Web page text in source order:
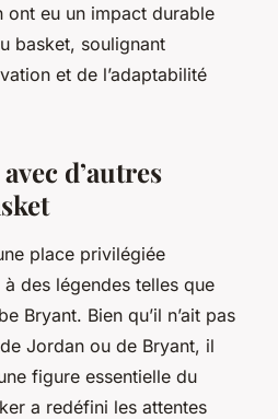
ont eu un impact durable
basket, soulignant
et de l’adaptabilité
d’autres
place privilégiée
à des légendes telles que
Bryant. Bien qu’il n’ait pas
Jordan ou de Bryant, il
figure essentielle du
a redéfini les attentes